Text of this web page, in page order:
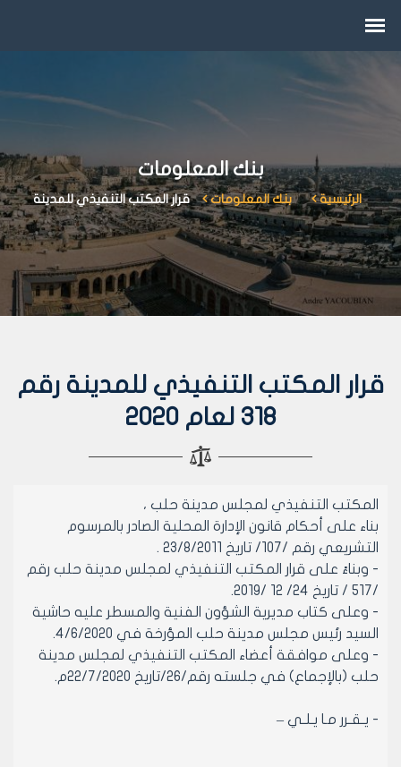
بنك المعلومات
الرئيسية بنك المعلومات قرار المكتب التنفيذي للمدينة
قرار المكتب التنفيذي للمدينة رقم
318 لعام 2020
المكتب التنفيذي لمجلس مدينة حلب ،
بناء على أحكام قانون الإدارة المحلية الصادر بالمرسوم
التشريعي رقم /107/ تاريخ 23/8/2011 .
- وبناءً على قرار المكتب التنفيذي لمجلس مدينة حلب رقم
/517 / تاريخ 24/ 12 /2019.
- وعلى كتاب مديرية الشؤون الفنية والمسطر عليه حاشية
السيد رئيس مجلس مدينة حلب المؤرخة في 4/6/2020.
- وعلى موافقة أعضاء المكتب التنفيذي لمجلس مدينة
حلب (بالإجماع) في جلسته رقم/26/تاريخ 22/7/2020م.
- يـقـرر مـا يـلـي –